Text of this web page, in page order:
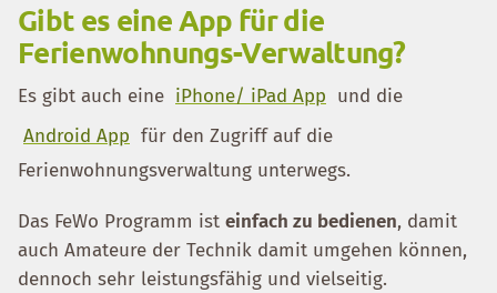
Gibt es eine App für die
Ferienwohnungs-Verwaltung?
Es gibt auch eine iPhone/ iPad App und die
Android App für den Zugriff auf die
Ferienwohnungsverwaltung unterwegs.
Das FeWo Programm ist einfach zu bedienen, damit
auch Amateure der Technik damit umgehen können,
dennoch sehr leistungsfähig und vielseitig.